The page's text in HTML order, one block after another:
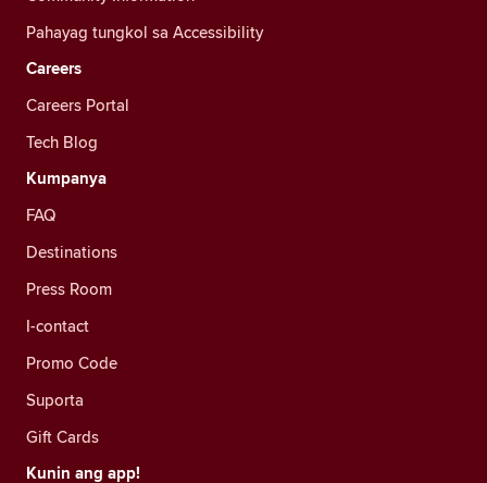
Pahayag tungkol sa Accessibility
Careers
Careers Portal
Tech Blog
Kumpanya
FAQ
Destinations
Press Room
I-contact
Promo Code
Suporta
Gift Cards
Kunin ang app!